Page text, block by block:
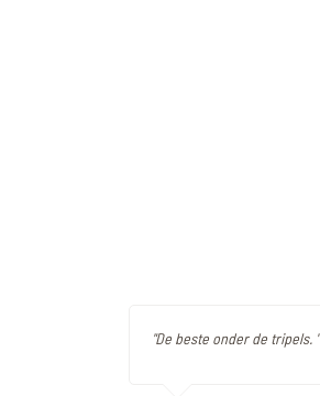
"De beste onder de tripels. "